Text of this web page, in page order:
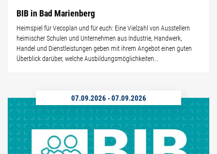
BIB in Bad Marienberg
Heimspiel für Vecoplan und für euch: Eine Vielzahl von Ausstellern
heimischer Schulen und Unternehmen aus Industrie, Handwerk,
Handel und Dienstleistungen geben mit ihrem Angebot einen guten
Überblick darüber, welche Ausbildungsmöglichkeiten...
07.09.2026 -07.09.2026